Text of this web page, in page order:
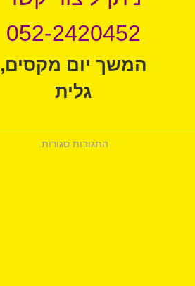
052-2420452
המשך יום מקסים,
גלית
התגובות סגורות.